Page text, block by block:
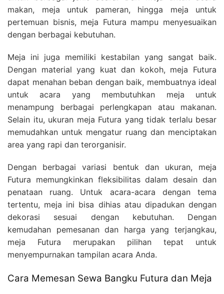
makan, meja untuk pameran, hingga meja untuk
pertemuan bisnis, meja Futura mampu menyesuaikan
dengan berbagai kebutuhan.
Meja ini juga memiliki kestabilan yang sangat baik.
Dengan material yang kuat dan kokoh, meja Futura
dapat menahan beban dengan baik, membuatnya ideal
untuk acara yang membutuhkan meja untuk
menampung berbagai perlengkapan atau makanan.
Selain itu, ukuran meja Futura yang tidak terlalu besar
memudahkan untuk mengatur ruang dan menciptakan
area yang rapi dan terorganisir.
Dengan berbagai variasi bentuk dan ukuran, meja
Futura memungkinkan fleksibilitas dalam desain dan
penataan ruang. Untuk acara-acara dengan tema
tertentu, meja ini bisa dihias atau dipadukan dengan
dekorasi sesuai dengan kebutuhan. Dengan
kemudahan pemesanan dan harga yang terjangkau,
meja Futura merupakan pilihan tepat untuk
menyempurnakan tampilan acara Anda.
Cara Memesan Sewa Bangku Futura dan Meja